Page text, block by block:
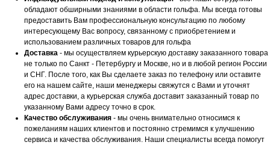
обладают обширными знаниями в области гольфа. Мы всегда готовы
предоставить Вам профессиональную консультацию по любому
интересующему Вас вопросу, связанному с приобретением и
использованием различных товаров для гольфа
Доставка - мы осуществляем курьерскую доставку заказанного товара
не только по Санкт - Петербургу и Москве, но и в любой регион России
и СНГ. После того, как Вы сделаете заказ по телефону или оставите
его на нашем сайте, наши менеджеры свяжутся с Вами и уточнят
адрес доставки, а курьерская служба доставит заказанный товар по
указанному Вами адресу точно в срок.
Качество обслуживания - мы очень внимательно относимся к
пожеланиям наших клиентов и постоянно стремимся к улучшению
сервиса и качества обслуживания. Наши специалисты всегда помогут